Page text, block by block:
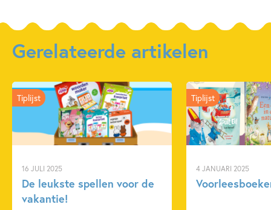
Gerelateerde artikelen
16 JULI 2025
De leukste spellen voor de
vakantie!
Tiplijst
4 JANUARI 2025
Tiplijst